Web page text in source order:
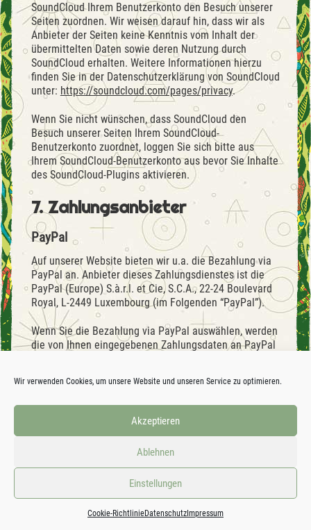
Wir verwenden Cookies, um unsere Website und unseren Service zu optimieren.
Akzeptieren
Ablehnen
Einstellungen
Cookie-RichtlinieDatenschutzImpressum
SoundCloud Ihrem Benutzerkonto den Besuch unserer
Seiten zuordnen. Wir weisen darauf hin, dass wir als
Anbieter der Seiten keine Kenntnis vom Inhalt der
übermittelten Daten sowie deren Nutzung durch
SoundCloud erhalten. Weitere Informationen hierzu
finden Sie in der Datenschutzerklärung von SoundCloud
unter: https://soundcloud.com/pages/privacy.
Wenn Sie nicht wünschen, dass SoundCloud den
Besuch unserer Seiten Ihrem SoundCloud-
Benutzerkonto zuordnet, loggen Sie sich bitte aus
Ihrem SoundCloud-Benutzerkonto aus bevor Sie Inhalte
des SoundCloud-Plugins aktivieren.
7. Zahlungsanbieter
PayPal
Auf unserer Website bieten wir u.a. die Bezahlung via
PayPal an. Anbieter dieses Zahlungsdienstes ist die
PayPal (Europe) S.à.r.l. et Cie, S.C.A., 22-24 Boulevard
Royal, L-2449 Luxembourg (im Folgenden “PayPal”).
Wenn Sie die Bezahlung via PayPal auswählen, werden
die von Ihnen eingegebenen Zahlungsdaten an PayPal
Die Übermittlung Ihrer Daten an PayPal erfolgt auf
und Art. 6 Abs. 1 lit. b DSGVO (Verarbeitung zur
Erfüllung eines Vertrags). Sie haben die Möglichkeit,
widerrufen. Ein Widerruf wirkt sich auf die Wirksamkeit
von in der Vergangenheit liegenden
Datenverarbeitungsvorgängen nicht aus.
Sofortüberweisung